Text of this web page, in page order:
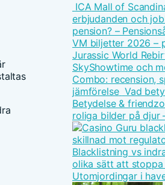
ICA Mall of
erbjudanden och
pension? –
VM biljetter 2026 –
Jurassic World
SkyShowtime och
Combo: recension,
jämförelse Vad
Betydelse &
roliga bilder på djur
Blacklistning vs
olika sätt att
Utomjordingar i